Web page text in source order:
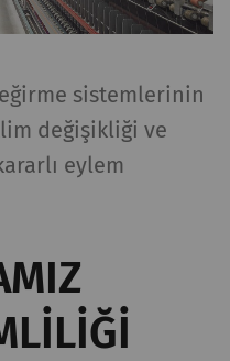
sistemlerinin
değişikliği ve
eylem